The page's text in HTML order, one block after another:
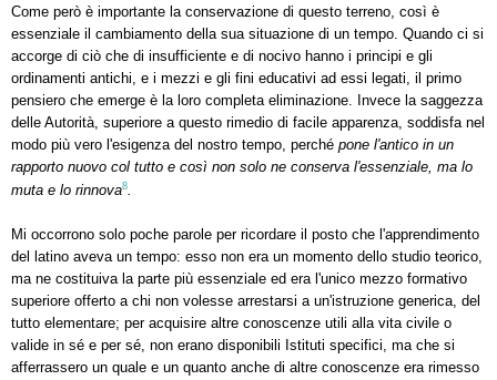
Come però è importante la conservazione di questo terreno, così è
essenziale il cambiamento della sua situazione di un tempo. Quando ci si
accorge di ciò che di insufficiente e di nocivo hanno i principi e gli
ordinamenti antichi, e i mezzi e gli fini educativi ad essi legati, il primo
pensiero che emerge è la loro completa eliminazione. Invece la saggezza
delle Autorità, superiore a questo rimedio di facile apparenza, soddisfa nel
modo più vero l'esigenza del nostro tempo, perché pone l'antico in un
rapporto nuovo col tutto e così non solo ne conserva l'essenziale, ma lo
muta e lo rinnova8.
Mi occorrono solo poche parole per ricordare il posto che l'apprendimento
del latino aveva un tempo: esso non era un momento dello studio teorico,
ma ne costituiva la parte più essenziale ed era l'unico mezzo formativo
superiore offerto a chi non volesse arrestarsi a un'istruzione generica, del
tutto elementare; per acquisire altre conoscenze utili alla vita civile o
valide in sé e per sé, non erano disponibili Istituti specifici, ma che si
afferrassero un quale e un quanto anche di altre conoscenze era rimesso